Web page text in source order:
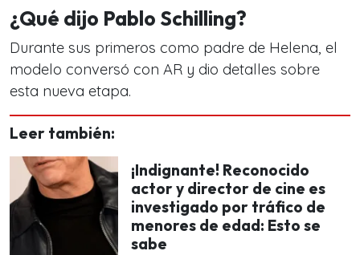
¿Qué dijo Pablo Schilling?
Durante sus primeros como padre de Helena, el
modelo conversó con AR y dio detalles sobre
esta nueva etapa.
Leer también:
¡Indignante! Reconocido
actor y director de cine es
investigado por tráfico de
menores de edad: Esto se
sabe